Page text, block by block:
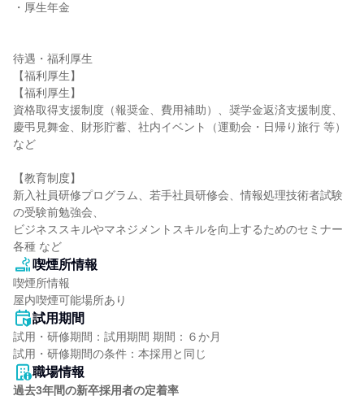
・厚生年金
待遇・福利厚生
【福利厚生】
【福利厚生】
資格取得支援制度（報奨金、費用補助）、奨学金返済支援制度、
慶弔見舞金、財形貯蓄、社内イベント（運動会・日帰り旅行 等）
など
【教育制度】
新入社員研修プログラム、若手社員研修会、情報処理技術者試験
の受験前勉強会、
ビジネススキルやマネジメントスキルを向上するためのセミナー
各種 など
喫煙所情報
喫煙所情報
屋内喫煙可能場所あり
試用期間
試用・研修期間：試用期間 期間：６か月
職場情報
過去3年間の新卒採用者の定着率